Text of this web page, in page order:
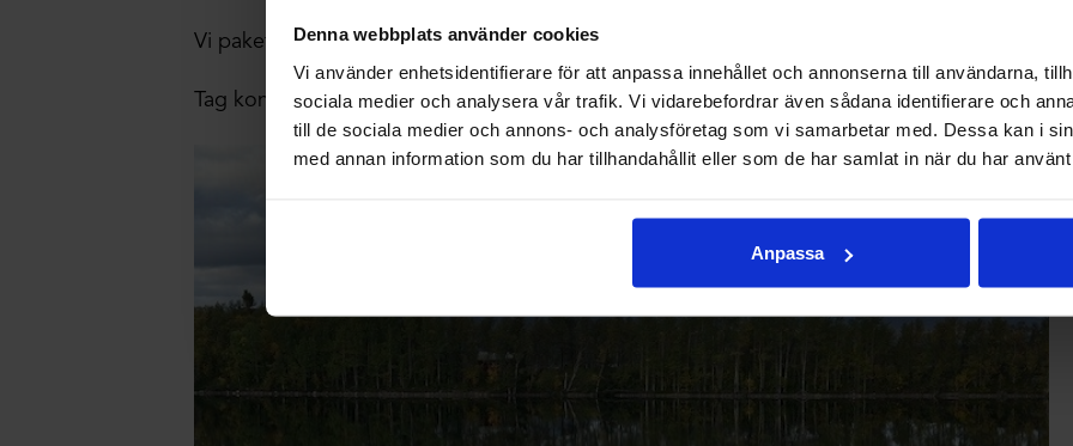
Denna webbplats använder cookies
Vi använder enhetsidentifierare för att anpassa innehållet och annonserna till användarna,
sociala medier och analysera vår trafik. Vi vidarebefordrar även sådana identifierare och
till de sociala medier och annons- och analysföretag som vi samarbetar med. Dessa kan i
med annan information som du har tillhandahållit eller som de har samlat in när du har
Anpassa
Vi paketerar er konferens efter era önskelmål.
Tag kontakt med oss via mail info@saxnas.se för prisuppgift.